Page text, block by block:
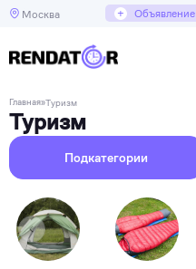
Москва + Объявление
Главная»Туризм
Туризм
Подкатегории